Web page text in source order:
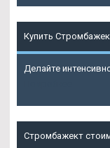
Купить
Делайте
Стромбажект